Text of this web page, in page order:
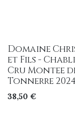
Domaine
et Fils -
Cru Montee
Tonnerre
38,50 €